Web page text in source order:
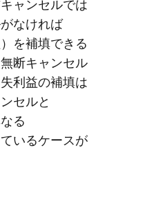
ャンセルでは​​
なければ​​
を​​補填できる​​
断キャンセル​
利益の​​補填は​​
セルと​​
る​​
いる​​ケースが​​